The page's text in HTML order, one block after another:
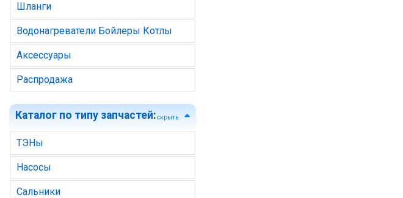
Шланги
Водонагреватели Бойлеры Котлы
Аксессуары
Распродажа
Каталог по типу запчастей:скрыть
ТЭНы
Насосы
Сальники